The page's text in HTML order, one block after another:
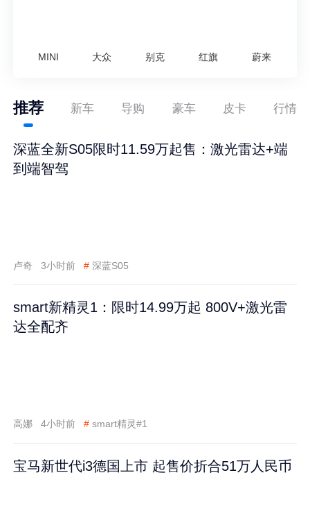
MINI 大众 别克 红旗 蔚来
推荐 新车 导购 豪车 皮卡 行情
深蓝全新S05限时11.59万起售：激光雷达+端
到端智驾
卢奇 3小时前 # 深蓝S05
smart新精灵1：限时14.99万起 800V+激光雷
达全配齐
高娜 4小时前 # smart精灵#1
宝马新世代i3德国上市 起售价折合51万人民币